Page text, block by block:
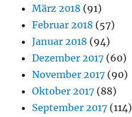
März 2018 (91)
Februar 2018 (57)
Januar 2018 (94)
Dezember 2017 (60)
November 2017 (90)
Oktober 2017 (88)
September 2017 (114)